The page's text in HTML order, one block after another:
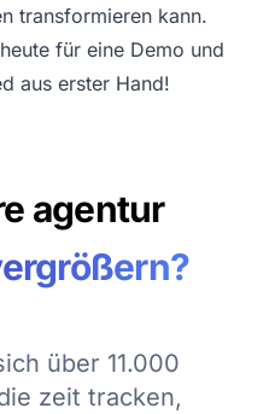
transformieren kann.
für eine Demo und
aus erster Hand!
agentur
über 11.000
zeit tracken,